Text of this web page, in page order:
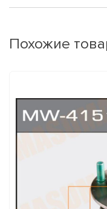
Похожие